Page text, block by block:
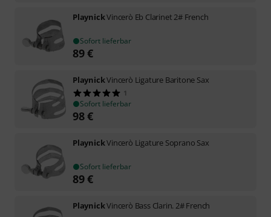
PlaynickVincerò Eb Clarinet 2# French
Sofort lieferbar
89€
PlaynickVincerò Ligature Baritone Sax
1
Sofort lieferbar
98€
PlaynickVincerò Ligature Soprano Sax
Sofort lieferbar
89€
PlaynickVincerò Bass Clarin. 2# French